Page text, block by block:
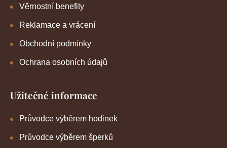
Věrnostní benefity
Reklamace a vrácení
Obchodní podmínky
Ochrana osobních údajů
Užitečné informace
Průvodce výběrem hodinek
Průvodce výběrem šperků